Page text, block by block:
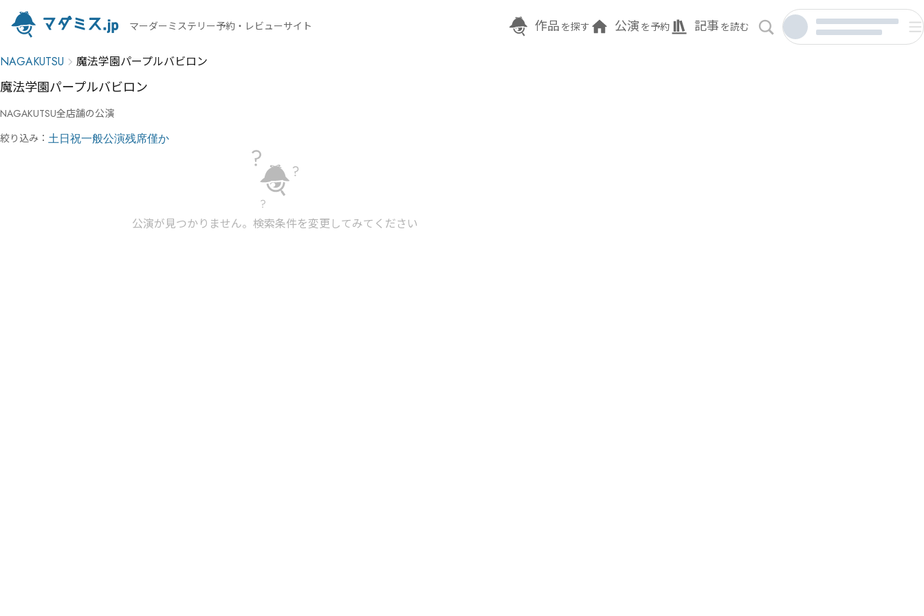
マーダーミステリー予約・レビューサイト 作品 を探す 公演 を予約 記事 を読む
NAGAKUTSU 魔法学園パープルバビロン
魔法学園パープルバビロン
NAGAKUTSU全店舗の公演
絞り込み： 土日祝一般公演残席僅か
公演が見つかりません。 検索条件を変更してみてください